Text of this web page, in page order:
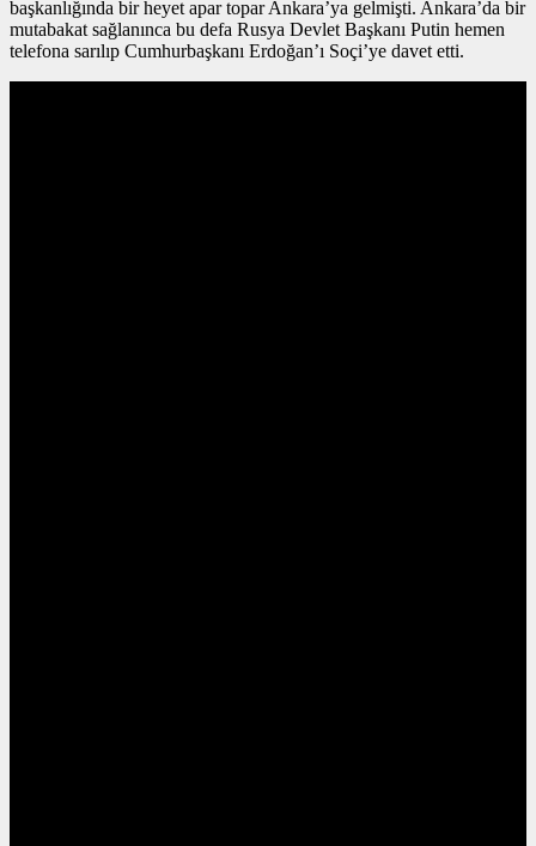
başkanlığında bir heyet apar topar Ankara’ya gelmişti. Ankara’da bir
mutabakat sağlanınca bu defa Rusya Devlet Başkanı Putin hemen
telefona sarılıp Cumhurbaşkanı Erdoğan’ı Soçi’ye davet etti.